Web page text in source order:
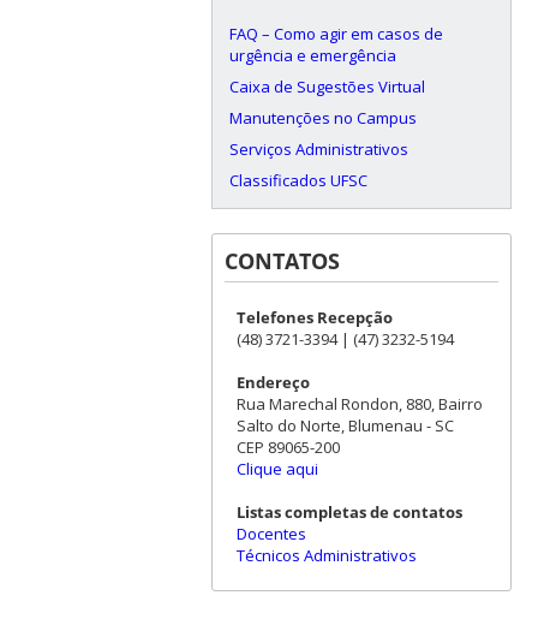
FAQ – Como agir em casos de
urgência e emergência
Caixa de Sugestões Virtual
Manutenções no Campus
Serviços Administrativos
Classificados UFSC
CONTATOS
Telefones Recepção
(48) 3721-3394 | (47) 3232-5194
Endereço
Rua Marechal Rondon, 880, Bairro
Salto do Norte, Blumenau - SC
CEP 89065-200
Clique aqui
Listas completas de contatos
Docentes
Técnicos Administrativos